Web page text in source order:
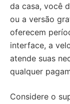
da casa, você
ou a versão
oferecem
interface, a
atende suas
qualquer
Considere o